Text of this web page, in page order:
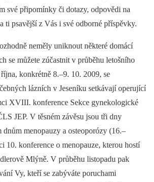
své připomínky či dotazy, odpovědi na
ti psavější z Vás i své odborné příspěvky.
neměly uniknout některé domácí
se můžete zúčastnit v průběhu letošního
konkrétně 8.–9. 10. 2009, se
lázních v Jeseníku setkávají operující
XVIII. konference Sekce gynekologické
JEP. V těsném závěsu jsou tři dny
menopauzy a osteoporózy (16.–
10. konference o menopauze, kterou hostí
Mlýně. V průběhu listopadu pak
Vy, kteří se zabýváte poruchami